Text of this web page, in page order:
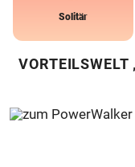
Solitär
VORTEILSWELT